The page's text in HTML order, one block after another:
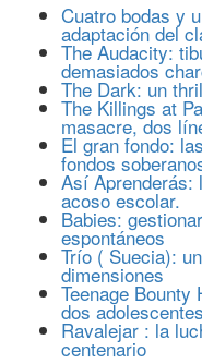
Cuatro bodas y
adaptación del
The Audacity:
demasiados
The Dark: un
The Killings at
masacre, dos
El gran fondo:
fondos
Así Aprenderás:
acoso escolar.
Babies:
espontáneos
Trío ( Suecia):
dimensiones
Teenage
dos
Ravalejar : la
centenario